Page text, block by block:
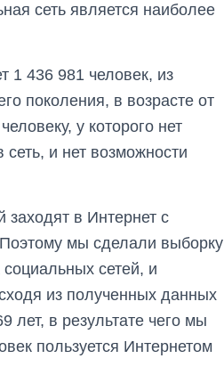
сеть является наиболее
1 436 981 человек, из
поколения, в возрасте от
у которого нет
и нет возможности
заходят в Интернет с
мы сделали выборку
сетей, и
из полученных данных
лет, в результате чего мы
пользуется Интернетом